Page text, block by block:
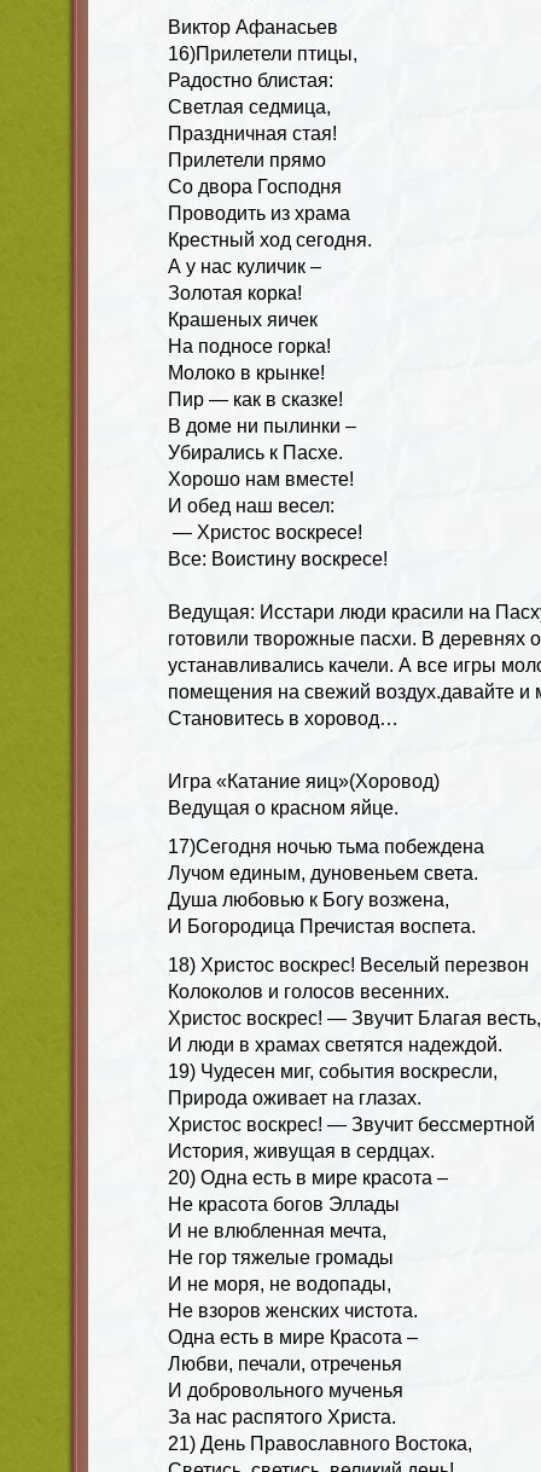
Виктор Афанасьев
16)Прилетели птицы,
Радостно блистая:
Светлая седмица,
Праздничная стая!
Прилетели прямо
Со двора Господня
Проводить из храма
Крестный ход сегодня.
А у нас куличик –
Золотая корка!
Крашеных яичек
На подносе горка!
Молоко в крынке!
Пир — как в сказке!
В доме ни пылинки –
Убирались к Пасхе.
Хорошо нам вместе!
И обед наш весел:
— Христос воскресе!
Все: Воистину воскресе!
Ведущая: Исстари люди красили на
готовили творожные пасхи. В деревнях
устанавливались качели. А все игры
помещения на свежий воздух.давайте
Становитесь в хоровод…
Игра «Катание яиц»(Хоровод)
Ведущая о красном яйце.
17)Сегодня ночью тьма побеждена
Лучом единым, дуновеньем света.
Душа любовью к Богу возжена,
И Богородица Пречистая воспета.
18) Христос воскрес! Веселый перезвон
Колоколов и голосов весенних.
Христос воскрес! — Звучит Благая весть,
И люди в храмах светятся надеждой.
19) Чудесен миг, события воскресли,
Природа оживает на глазах.
Христос воскрес! — Звучит бессмертной
История, живущая в сердцах.
20) Одна есть в мире красота –
Не красота богов Эллады
И не влюбленная мечта,
Не гор тяжелые громады
И не моря, не водопады,
Не взоров женских чистота.
Одна есть в мире Красота –
Любви, печали, отреченья
И добровольного мученья
За нас распятого Христа.
21) День Православного Востока,